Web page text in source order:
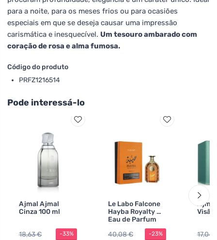
para a noite, para os meses frios ou para ocasiões
especiais em que se deseja causar uma impressão
carismática e inesquecível. Um tesouro ambarado com
coração de rosa e alma fumosa.
Código do produto
PRFZ1216514
Pode interessá-lo
Ajmal Ajmal
Cinza 100 ml
18,63 € -33%
Le Labo Falcone
Hayba Royalty M
Eau de Parfum
40,08 €
-23%
Visão
17,04